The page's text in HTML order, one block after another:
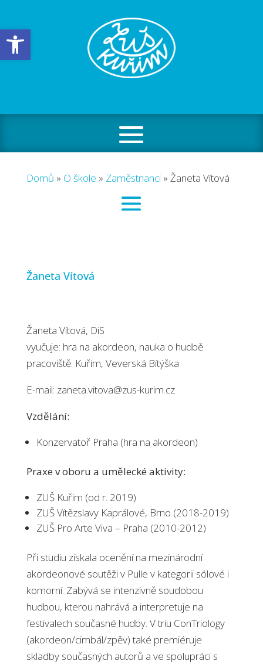
Open toolbar
Domů » O škole » Zaměstnanci» Žaneta Vítová
Žaneta Vítová
Žaneta Vítová, DiS
vyučuje: hra na akordeon, nauka o hudbě
pracoviště: Kuřim, Veverská Bítýška
E-mail: zaneta.vitova@zus-kurim.cz
Vzdělání:
Konzervatoř Praha (hra na akordeon)
Praxe v oboru a umělecké aktivity:
ZUŠ Kuřim (od r. 2019)
ZUŠ Vítězslavy Kaprálové, Brno (2018-2019)
ZUŠ Pro Arte Viva – Praha (2010-2012)
Při studiu získala ocenění na mezinárodní
akordeonové soutěži v Pulle v kategorii sólové i
komorní. Zabývá se intenzivně soudobou
hudbou, kterou nahrává a interpretuje na
festivalech současné hudby. V triu ConTriology
(akordeon/cimbál/zpěv) také premiéruje
skladby současných autorů a ve spolupráci s